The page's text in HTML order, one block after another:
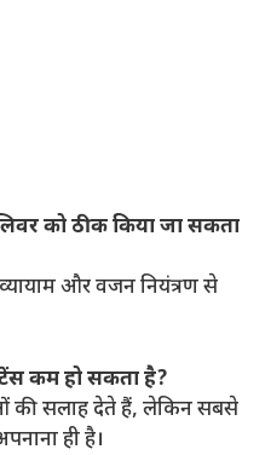
लिवर को ठीक किया जा सकता
और वजन नियंत्रण से
कम हो सकता है?
की सलाह देते हैं, लेकिन सबसे
ही है।